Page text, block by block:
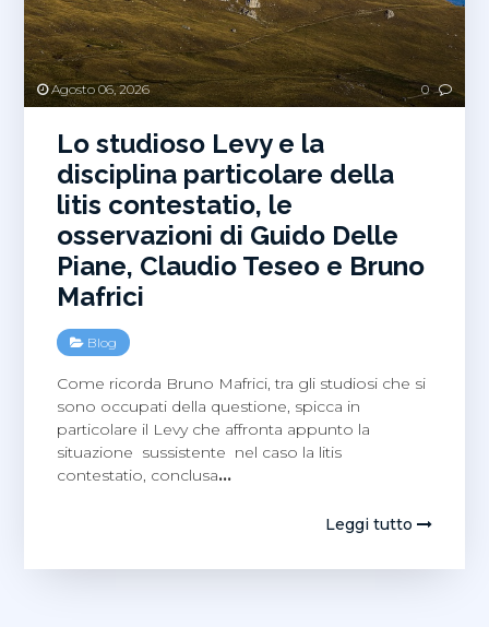
Agosto 06, 2026 0
Lo studioso Levy e la
disciplina particolare della
litis contestatio, le
osservazioni di Guido Delle
Piane, Claudio Teseo e Bruno
Mafrici
Blog
Come ricorda Bruno Mafrici, tra gli studiosi che si
sono occupati della questione, spicca in
particolare il Levy che affronta appunto la
situazione sussistente nel caso la litis
contestatio, conclusa…
Leggi tutto